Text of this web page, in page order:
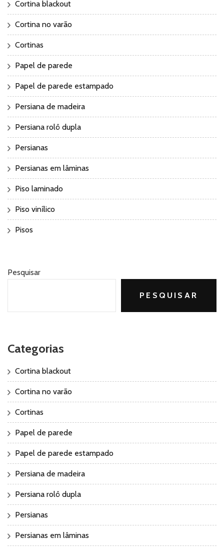
Cortina blackout
Cortina no varão
Cortinas
Papel de parede
Papel de parede estampado
Persiana de madeira
Persiana rolô dupla
Persianas
Persianas em lâminas
Piso laminado
Piso vinílico
Pisos
Pesquisar
PESQUISAR
Categorias
Cortina blackout
Cortina no varão
Cortinas
Papel de parede
Papel de parede estampado
Persiana de madeira
Persiana rolô dupla
Persianas
Persianas em lâminas